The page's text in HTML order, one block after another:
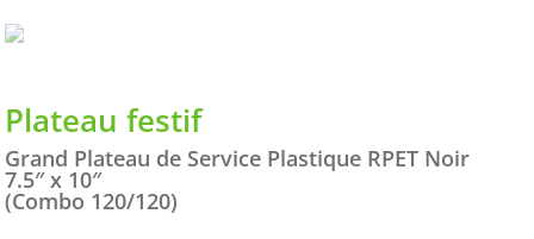
Plateau festif
Grand Plateau de Service Plastique RPET Noir
7.5″ x 10″
(Combo 120/120)